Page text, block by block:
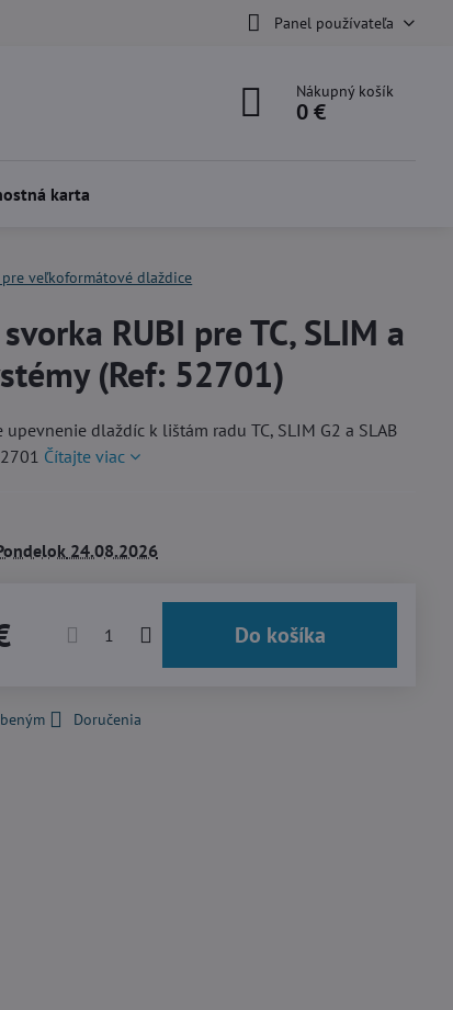
Panel používateľa
Nákupný košík
0 €
karta
veľkoformátové dlaždice
RUBI pre TC, SLIM a
(Ref: 52701)
upevnenie dlaždíc k lištám radu TC, SLIM G2 a SLAB
Čítajte viac
24.08.2026
Do košíka
Doručenia